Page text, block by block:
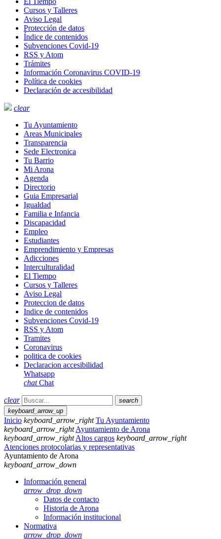
Cursos y Talleres
Aviso Legal
Protección de datos
Índice de contenidos
Subvenciones Covid-19
RSS y Atom
Trámites
Información Coronavirus COVID-19
Política de cookies
Declaración de accesibilidad
clear
Tu Ayuntamiento
Areas Municipales
Transparencia
Sede Electronica
Tu Barrio
Mi Arona
Agenda
Directorio
Guia Empresarial
Igualdad
Familia e Infancia
Discapacidad
Empleo
Estudiantes
Emprendimiento y Empresas
Adicciones
Interculturalidad
El Tiempo
Cursos y Talleres
Aviso Legal
Proteccion de datos
Indice de contenidos
Subvenciones Covid-19
RSS y Atom
Tramites
Coronavirus
politica de cookies
Declaracion accesibilidad
Whatsapp
chat Chat
clear
search
keyboard_arrow_up
Inicio keyboard_arrow_right Tu Ayuntamiento
keyboard_arrow_rightAyuntamiento de Arona
keyboard_arrow_rightAltos cargos keyboard_arrow_right
Atenciones protocolarias y representativas
Ayuntamiento de Arona
keyboard_arrow_down
Información general
arrow_drop_down
Datos de contacto
Historia de Arona
Información institucional
Normativa
arrow_drop_down